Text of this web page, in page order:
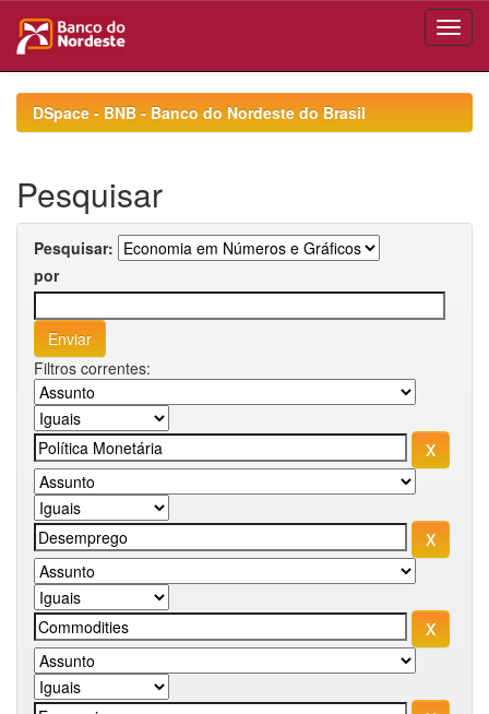
navigationDSpace - BNB - Banco do Nordeste do Brasil
Pesquisar
Pesquisar:
por
Filtros correntes: